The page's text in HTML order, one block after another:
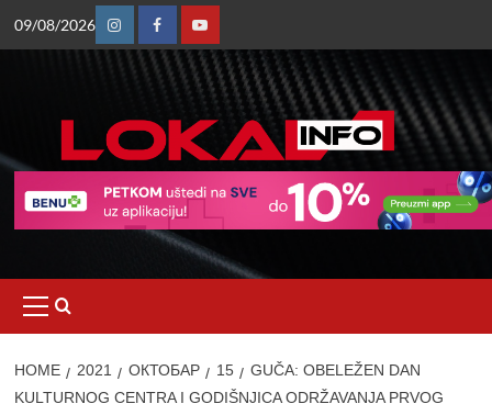
09/08/2026
InstagramFacebookYoutube
Menu
HOME 2021 ОКТОБАР 15
GUČA: OBELEŽEN DAN
KULTURNOG CENTRA I GODIŠNJICA ODRŽAVANJA PRVOG